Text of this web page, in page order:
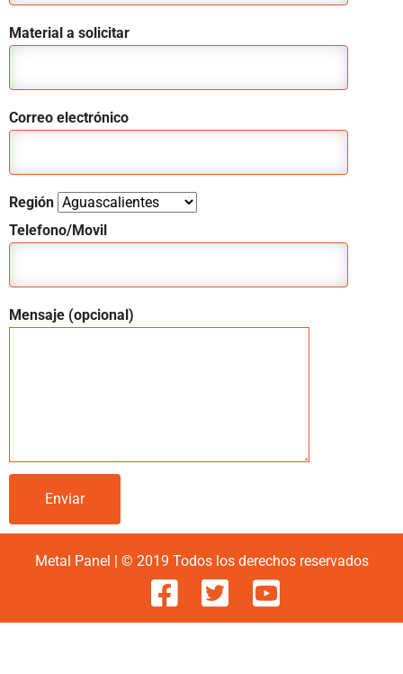
Material a solicitar
Correo electrónico
Región
Telefono/Movil
Mensaje (opcional)
Metal Panel | © 2019 Todos los derechos reservados